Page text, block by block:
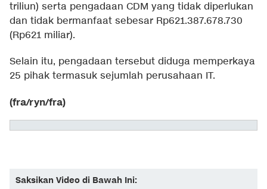
triliun) serta pengadaan CDM yang tidak diperlukan
dan tidak bermanfaat sebesar Rp621.387.678.730
(Rp621 miliar).
Selain itu, pengadaan tersebut diduga memperkaya
25 pihak termasuk sejumlah perusahaan IT.
(fra/ryn/fra)
Saksikan Video di Bawah Ini: